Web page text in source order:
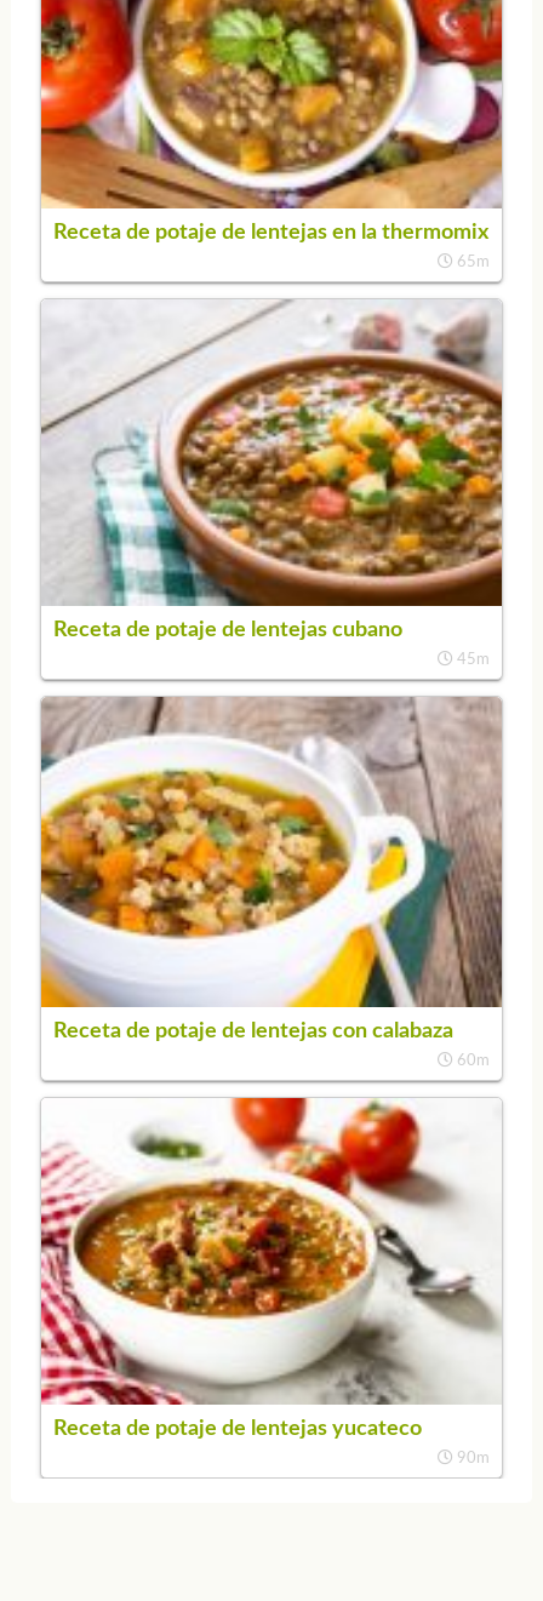
Receta de potaje de lentejas en la thermomix
65m
Receta de potaje de lentejas cubano
45m
Receta de potaje de lentejas con calabaza
60m
Receta de potaje de lentejas yucateco
90m